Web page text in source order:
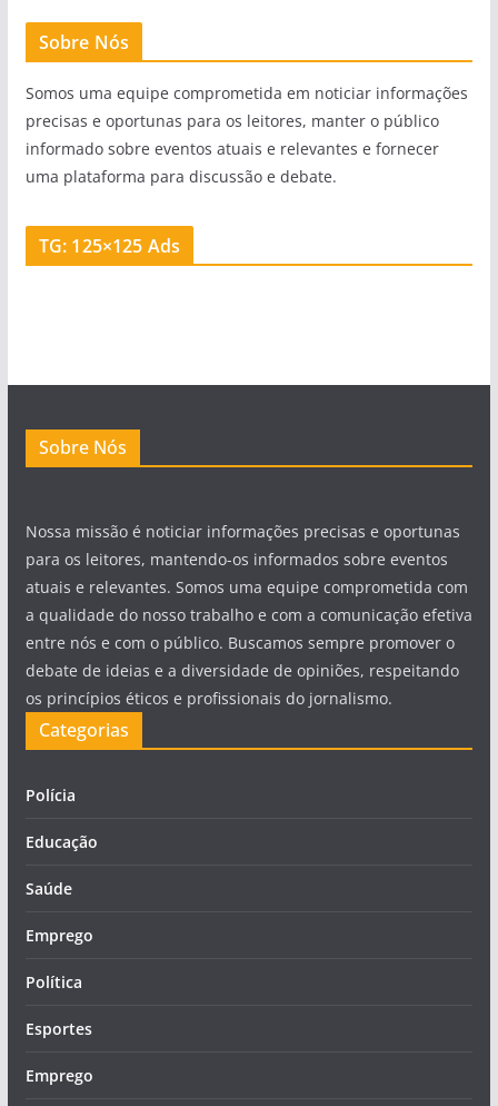
Sobre Nós
Somos uma equipe comprometida em noticiar informações
precisas e oportunas para os leitores, manter o público
informado sobre eventos atuais e relevantes e fornecer
uma plataforma para discussão e debate.
TG: 125×125 Ads
Sobre Nós
Nossa missão é noticiar informações precisas e oportunas
para os leitores, mantendo-os informados sobre eventos
atuais e relevantes. Somos uma equipe comprometida com
a qualidade do nosso trabalho e com a comunicação efetiva
entre nós e com o público. Buscamos sempre promover o
debate de ideias e a diversidade de opiniões, respeitando
os princípios éticos e profissionais do jornalismo.
Categorias
Polícia
Educação
Saúde
Emprego
Política
Esportes
Emprego